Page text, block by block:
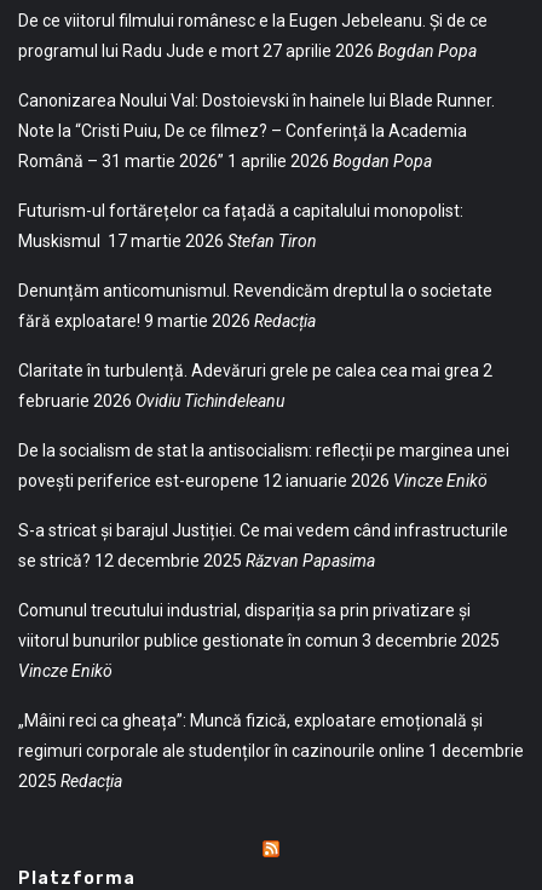
De ce viitorul filmului românesc e la Eugen Jebeleanu. Și de ce
programul lui Radu Jude e mort27 aprilie 2026 Bogdan Popa
Canonizarea Noului Val: Dostoievski în hainele lui Blade Runner.
Note la “Cristi Puiu, De ce filmez? – Conferință la Academia
Română – 31 martie 2026” 1 aprilie 2026 Bogdan Popa
Futurism-ul fortărețelor ca fațadă a capitalului monopolist:
Muskismul 17 martie 2026 Stefan Tiron
Denunțăm anticomunismul. Revendicăm dreptul la o societate
fără exploatare! 9 martie 2026 Redacția
Claritate în turbulență. Adevăruri grele pe calea cea mai grea 2
februarie 2026 Ovidiu Tichindeleanu
De la socialism de stat la antisocialism: reflecții pe marginea unei
povești periferice est-europene 12 ianuarie 2026 Vincze Enikö
S-a stricat și barajul Justiției. Ce mai vedem când infrastructurile
se strică? 12 decembrie 2025 Răzvan Papasima
Comunul trecutului industrial, dispariția sa prin privatizare și
viitorul bunurilor publice gestionate în comun 3 decembrie 2025
Vincze Enikö
„Mâini reci ca gheața”: Muncă fizică, exploatare emoțională și
regimuri corporale ale studenților în cazinourile online 1 decembrie
2025 Redacția
Platzforma